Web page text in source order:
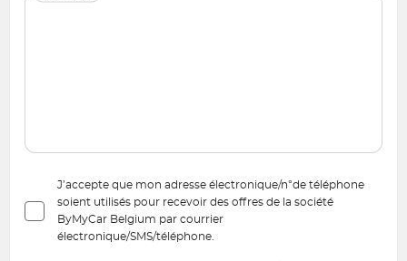
J’accepte que mon adresse électronique/n°de téléphone
soient utilisés pour recevoir des offres de la société
ByMyCar Belgium par courrier
électronique/SMS/téléphone.